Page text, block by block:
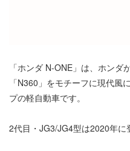
「ホンダ N-ONE」は、ホン
「N360」をモチーフに現代風
プの軽自動車です。
2代目・JG3/JG4型は2020年に